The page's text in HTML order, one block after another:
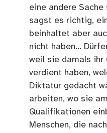
eine andere
sagst es richtig,
beinhaltet aber
nicht haben…
weil sie damals ihr
verdient haben,
Diktatur gedacht
arbeiten, wo sie
Qualifikationen
Menschen, die